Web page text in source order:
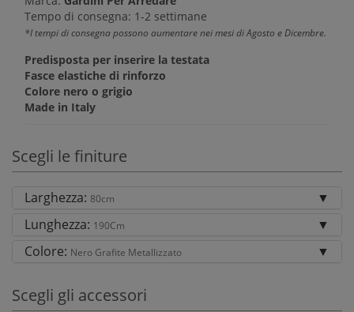
Tempo di consegna: 1-2 settimane
*I tempi di consegna possono aumentare nei mesi di Agosto e Dicembre.
Predisposta per inserire la testata
Fasce elastiche di rinforzo
Colore nero o grigio
Made in Italy
Scegli le finiture
Larghezza: 80cm
Lunghezza: 190Cm
Colore: Nero Grafite Metallizzato
Scegli gli accessori